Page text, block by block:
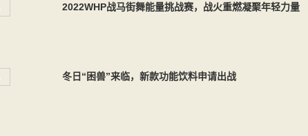
2022WHP战马街舞能量挑战赛，战火重燃凝聚年轻力量
冬日“困兽”来临，新款功能饮料申请出战